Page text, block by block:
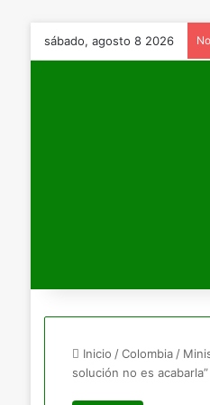
sábado, agosto 8 2026
Inicio / Colombia /
solución no es acabarla”